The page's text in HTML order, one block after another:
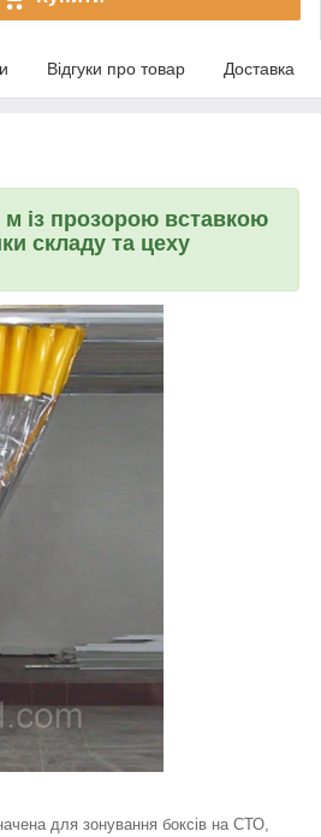
Відгуки про товар Доставка
із прозорою вставкою
складу та цеху
для зонування боксів на СТО,